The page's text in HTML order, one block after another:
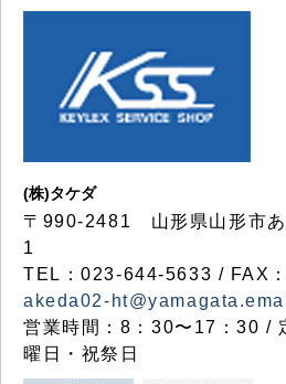
(株)タケダ
〒990-2481 山形県山形市
1
TEL：023-644-5633 / FAX
akeda02-
営業時間：8：30〜17：30 /
曜日・祝祭日